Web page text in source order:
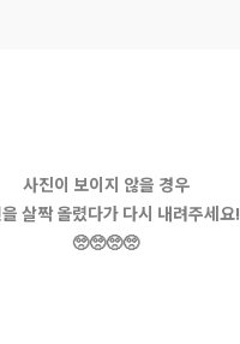
사진이 보이지 않을 경우
살짝 올렸다가 다시 내려주세요!
🥺🥺🥺🥺